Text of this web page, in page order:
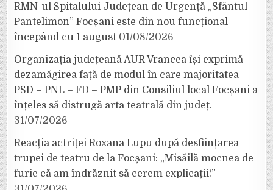
RMN-ul Spitalului Județean de Urgență „Sfântul
Pantelimon” Focșani este din nou funcțional
începând cu 1 august 01/08/2026
Organizația județeană AUR Vrancea își exprimă
dezamăgirea față de modul în care majoritatea
PSD – PNL – FD – PMP din Consiliul local Focșani a
înțeles să distrugă arta teatrală din județ.
31/07/2026
Reacția actriței Roxana Lupu după desființarea
trupei de teatru de la Focșani: „Misăilă mocnea de
furie că am îndrăznit să cerem explicații!”